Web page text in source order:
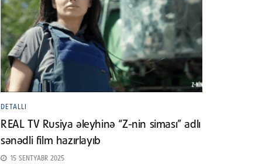
DETALLI
REAL TV Rusiya əleyhinə “Z-nin siması” adlı
sənədli film hazırlayıb
15 SENTYABR 2025